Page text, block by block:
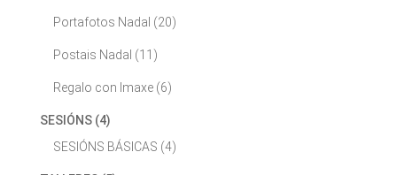
Portafotos Nadal (20)
Postais Nadal (11)
Regalo con Imaxe (6)
SESIÓNS (4)
SESIÓNS BÁSICAS (4)